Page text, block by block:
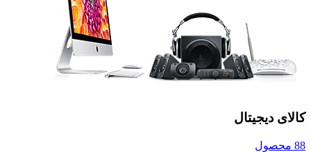
کالای دیجیتال
88 محصول